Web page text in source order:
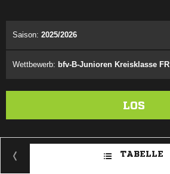
Saison: 2025/2026
Wettbewerb: bfv-B-Junioren Kreisklasse FR
LOS
TABELLE